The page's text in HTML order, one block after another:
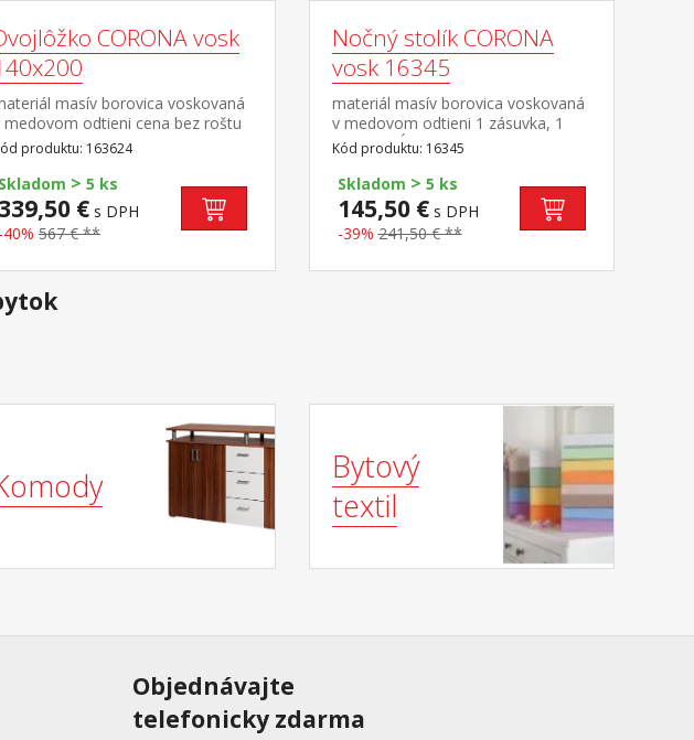
CORONA vosk
masív borovica voskovaná
medovom odtieni cena bez roštu
matraca odporúčaný
rozmer matraca 140 × 200 cm a
rošt R4 súčasť zostavy Corona
produktu: 163624
Skladom > 5 ks
339,50 € s DPH
-40% 567 € **
Nočný stolík CORONA
vosk 16345
materiál masív borovica voskovaná
v medovom odtieni 1 zásuvka, 1
dvierka, hĺbka zásuvky 30 cm,
kovové ozdobné úchytky možnosť
montáže pántov na ľavú aj pravú
stranu súčasť zostavy Corona
Kód produktu: 16345
Skladom > 5 ks
145,50 €s DPH
-39% 241,50 € **
Bytový
textil
Objednávajte
telefonicky zdarma